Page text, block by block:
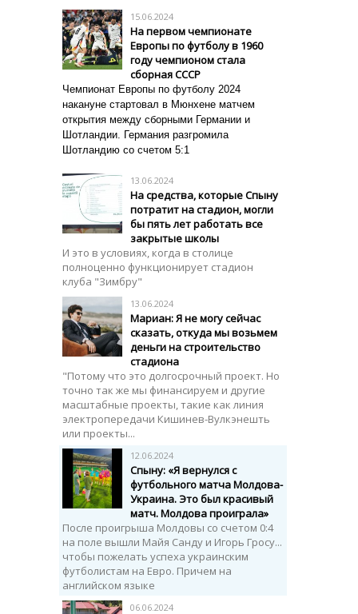
15.06.2024
На первом чемпионате
Европы по футболу в 1960
году чемпионом стала
сборная СССР
Чемпионат Европы по футболу 2024
накануне стартовал в Мюнхене матчем
открытия между сборными Германии и
Шотландии. Германия разгромила
Шотландию со счетом 5:1
13.06.2024
На средства, которые Спыну
потратит на стадион, могли
бы пять лет работать все
закрытые школы
И это в условиях, когда в столице
полноценно функционирует стадион
клуба "Зимбру"
13.06.2024
Мариан: Я не могу сейчас
сказать, откуда мы возьмем
деньги на строительство
стадиона
"Потому что это долгосрочный проект. Но
точно так же мы финансируем и другие
масштабные проекты, такие как линия
электропередачи Кишинев-Вулкэнешть
или проекты...
12.06.2024
Спыну: «Я вернулся с
футбольного матча Молдова-
Украина. Это был красивый
матч. Молдова проиграла»
После проигрыша Молдовы со счетом 0:4
на поле вышли Майя Санду и Игорь Гросу...
чтобы пожелать успеха украинским
футболистам на Евро. Причем на
английском языке
06.06.2024